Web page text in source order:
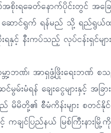
ရခေတ်နောက်ပိုင်းတွင် အခြေ
ောင်ရွက် ရန်မည် သို့ ရည်ရွယ်ထ
ရနှင့် နီးကပ်သည့် လုပ်ငန်းရှင်မ
ဘာ့ဘဏ်၊ အာရှဖွံ့ဖြိုးရေးဘဏ် စ
င်မွမ်းမံရန် ချေးငွေများနှင့် အခ
မိမိတို့၏ စီမံကိန်းများ စတင်နို
နှင့် ကချင်ပြည်နယ် မြစ်ကြီး